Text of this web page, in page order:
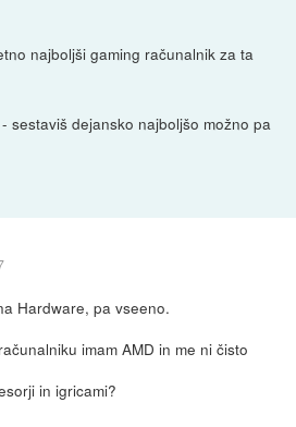
najboljši gaming računalnik za ta
sestaviš dejansko najboljšo možno pa
Hardware, pa vseeno.
imam AMD in me ni čisto
in igricami?